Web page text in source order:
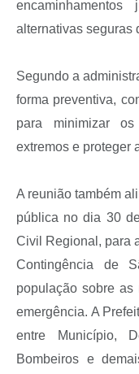
alternativas seguras
Segundo a
forma preventiva,
para minimizar
extremos e proteger
A reunião também
pública no dia 30
Civil Regional, para
Contingência de
população sobre
emergência. A
entre Município,
Bombeiros e